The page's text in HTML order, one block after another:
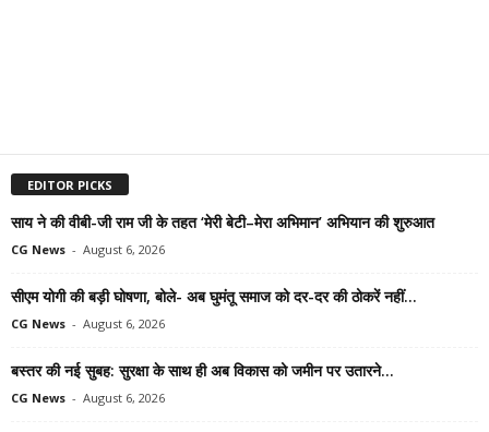
EDITOR PICKS
साय ने की वीबी-जी राम जी के तहत ‘मेरी बेटी–मेरा अभिमान’ अभियान की शुरुआत
CG News - August 6, 2026
सीएम योगी की बड़ी घोषणा, बोले- अब घुमंतू समाज को दर-दर की ठोकरें नहीं...
CG News - August 6, 2026
बस्तर की नई सुबह: सुरक्षा के साथ ही अब विकास को जमीन पर उतारने...
CG News - August 6, 2026